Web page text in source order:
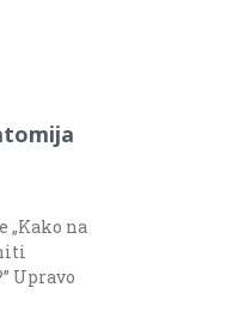
„Kako na
Upravo